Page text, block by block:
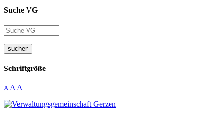
Suche VG
suchen
Schriftgröße
A A A